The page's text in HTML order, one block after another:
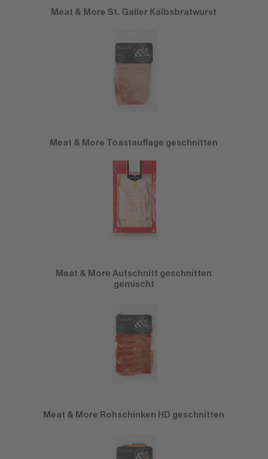
Meat & More St. Galler Kalbsbratwurst
Meat & More Toastauflage geschnitten
Meat & More Aufschnitt geschnitten
gemischt
Meat & More Rohschinken HD geschnitten